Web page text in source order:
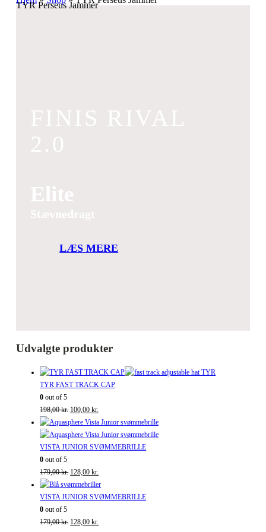
TYR Perseus Jammer
LÆS MERE
Udvalgte produkter
TYR FAST TRACK CAP
0 out of 5
198,00kr. Den
oprindelige
pris
var:
100,00kr.
aktuelle
pris
er:
VISTA JUNIOR SVØMMEBRILLE
0 out of 5
179,00kr. Den
oprindelige
pris
179,00 kr..
128,00kr.
aktuelle
pris
VISTA JUNIOR SVØMMEBRILLE
0 out of 5
179,00kr. Den
128,00kr.